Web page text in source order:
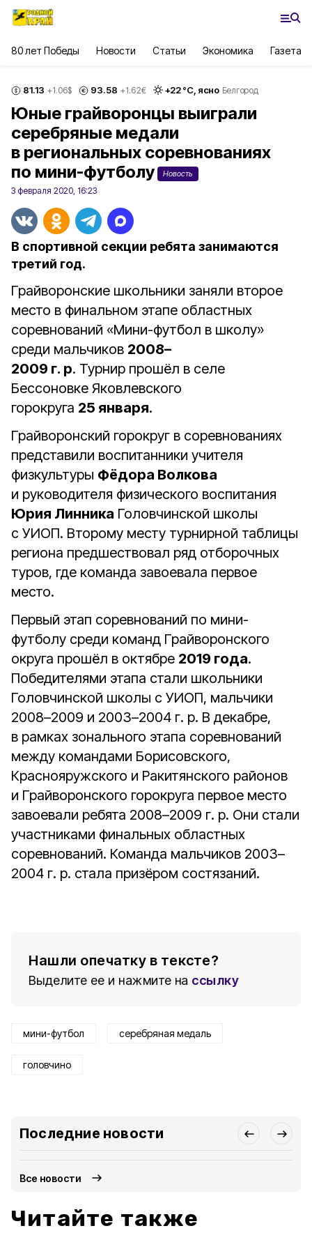
80 лет Победы Новости Статьи Экономика Газета
81.13 +1.06$ 93.58 +1.62€ +22°С, ясно Белгород
Юные грайворонцы выиграли
серебряные медали
в региональных соревнованиях
по мини-футболу
Новость
3 февраля 2020, 16:23
В спортивной секции ребята занимаются
третий год.
Грайворонские школьники заняли второе
место в финальном этапе областных
соревнований «Мини-футбол в школу»
среди мальчиков 2008–
2009 г. р. Турнир прошёл в селе
Бессоновке Яковлевского
горокруга 25 января.
Грайворонский горокруг в соревнованиях
представили воспитанники учителя
физкультуры Фёдора Волкова
и руководителя физического воспитания
Юрия Линника Головчинской школы
с УИОП. Второму месту турнирной таблицы
региона предшествовал ряд отборочных
туров, где команда завоевала первое
место.
Первый этап соревнований по мини-
футболу среди команд Грайворонского
округа прошёл в октябре 2019 года.
Победителями этапа стали школьники
Головчинской школы с УИОП, мальчики
2008–2009 и 2003–2004 г. р. В декабре,
в рамках зонального этапа соревнований
между командами Борисовского,
Краснояружского и Ракитянского районов
и Грайворонского горокруга первое место
завоевали ребята 2008–2009 г. р. Они стали
участниками финальных областных
соревнований. Команда мальчиков 2003–
2004 г. р. стала призёром состязаний.
Нашли опечатку в тексте?
Выделите ее и нажмите на ссылку
мини-футбол серебряная медаль
головчино
Последние новости
Все новости
Читайте также